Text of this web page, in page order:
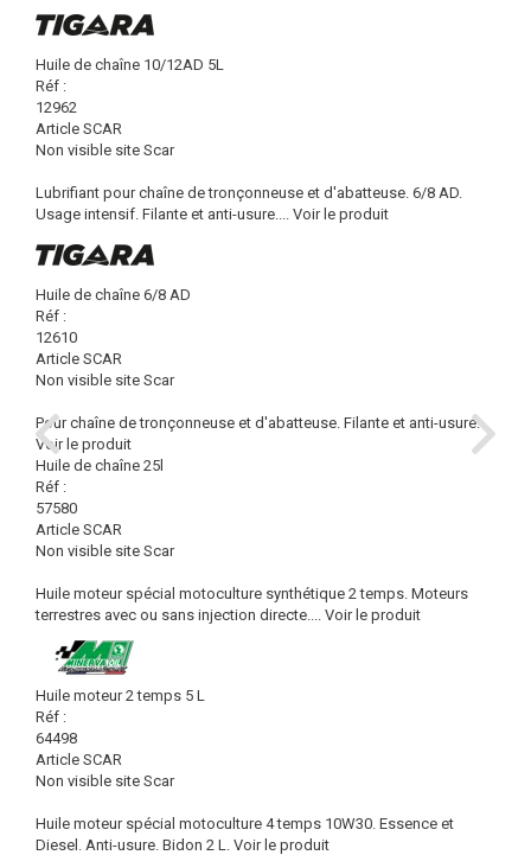
Huile de chaîne 10/12AD 5L
Réf :
12962
Article SCAR
Non visible site Scar
Lubrifiant pour chaîne de tronçonneuse et d'abatteuse. 6/8 AD.
Usage intensif. Filante et anti-usure.... Voir le produit
Huile de chaîne 6/8 AD
Réf :
12610
Article SCAR
Non visible site Scar
Pour chaîne de tronçonneuse et d'abatteuse. Filante et anti-usure.
Voir le produit
Huile de chaîne 25l
Réf :
57580
Article SCAR
Non visible site Scar
Huile moteur spécial motoculture synthétique 2 temps. Moteurs
terrestres avec ou sans injection directe.... Voir le produit
Huile moteur 2 temps 5 L
Réf :
64498
Article SCAR
Non visible site Scar
Huile moteur spécial motoculture 4 temps 10W30. Essence et
Diesel. Anti-usure. Bidon 2 L. Voir le produit